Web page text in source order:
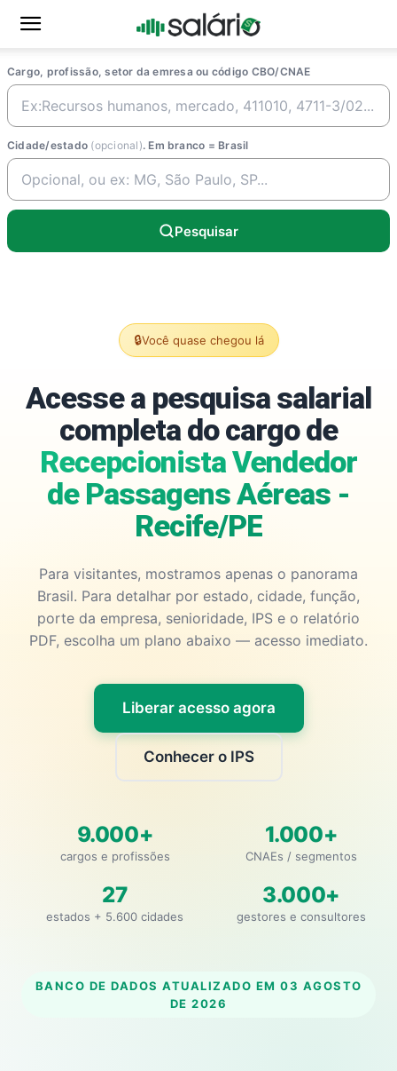
Cargo, profissão, setor da emresa ou código CBO/CNAE
Cidade/estado (opcional). Em branco = Brasil
Pesquisar
🔒Você quase chegou lá
Acesse a pesquisa salarial
completa do cargo de
Recepcionista Vendedor
de Passagens Aéreas -
Recife/PE
Para visitantes, mostramos apenas o panorama
Brasil. Para detalhar por estado, cidade, função,
porte da empresa, senioridade, IPS e o relatório
PDF, escolha um plano abaixo — acesso imediato.
Liberar acesso agora
Conhecer o IPS
9.000+
cargos e profissões
1.000+
CNAEs / segmentos
27
estados + 5.600 cidades
3.000+
gestores e consultores
BANCO DE DADOS ATUALIZADO EM 03 AGOSTO
DE 2026